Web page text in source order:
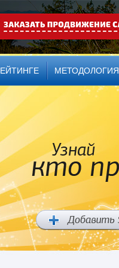
МЕТОДОЛОГИЯ